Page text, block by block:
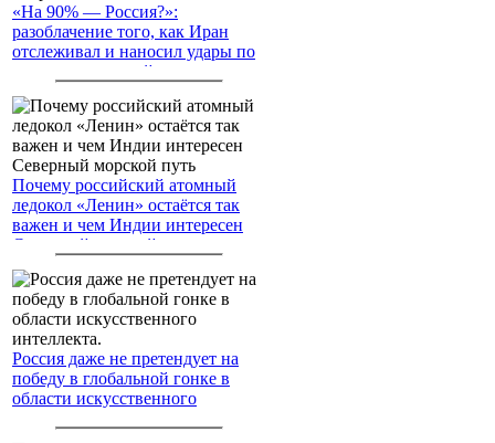
«На 90% — Россия?»:
разоблачение того, как Иран
отслеживал и наносил удары по
американским войскам
Почему российский атомный
ледокол «Ленин» остаётся так
важен и чем Индии интересен
Северный морской путь
Россия даже не претендует на
победу в глобальной гонке в
области искусственного